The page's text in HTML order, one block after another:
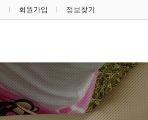
회원가입 정보찾기